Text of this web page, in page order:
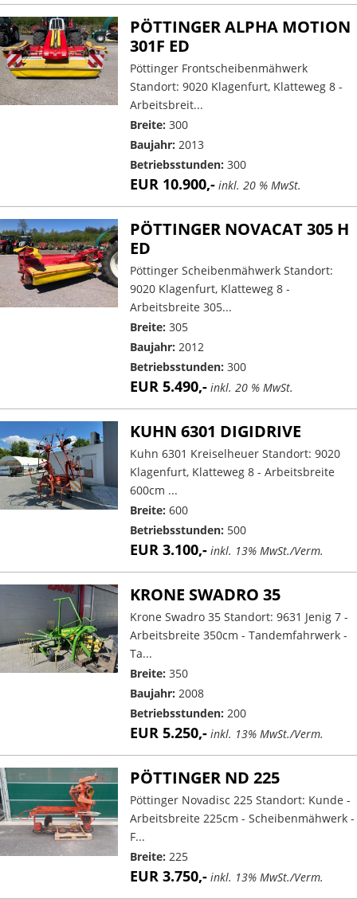
PÖTTINGER ALPHA MOTION
301F ED
Pöttinger Frontscheibenmähwerk
Standort: 9020 Klagenfurt, Klatteweg 8 -
Arbeitsbreit...
Breite: 300
Baujahr: 2013
Betriebsstunden: 300
EUR 10.900,- inkl. 20 % MwSt.
PÖTTINGER NOVACAT 305 H
ED
Pöttinger Scheibenmähwerk Standort:
9020 Klagenfurt, Klatteweg 8 -
Arbeitsbreite 305...
Breite: 305
Baujahr: 2012
Betriebsstunden: 300
EUR 5.490,- inkl. 20 % MwSt.
KUHN 6301 DIGIDRIVE
Kuhn 6301 Kreiselheuer Standort: 9020
Klagenfurt, Klatteweg 8 - Arbeitsbreite
600cm ...
Breite: 600
Betriebsstunden: 500
EUR 3.100,- inkl. 13% MwSt./Verm.
KRONE SWADRO 35
Krone Swadro 35 Standort: 9631 Jenig 7 -
Arbeitsbreite 350cm - Tandemfahrwerk -
Ta...
Breite: 350
Baujahr: 2008
Betriebsstunden: 200
EUR 5.250,- inkl. 13% MwSt./Verm.
PÖTTINGER ND 225
Pöttinger Novadisc 225 Standort: Kunde -
Arbeitsbreite 225cm - Scheibenmähwerk -
F...
Breite: 225
EUR 3.750,- inkl. 13% MwSt./Verm.